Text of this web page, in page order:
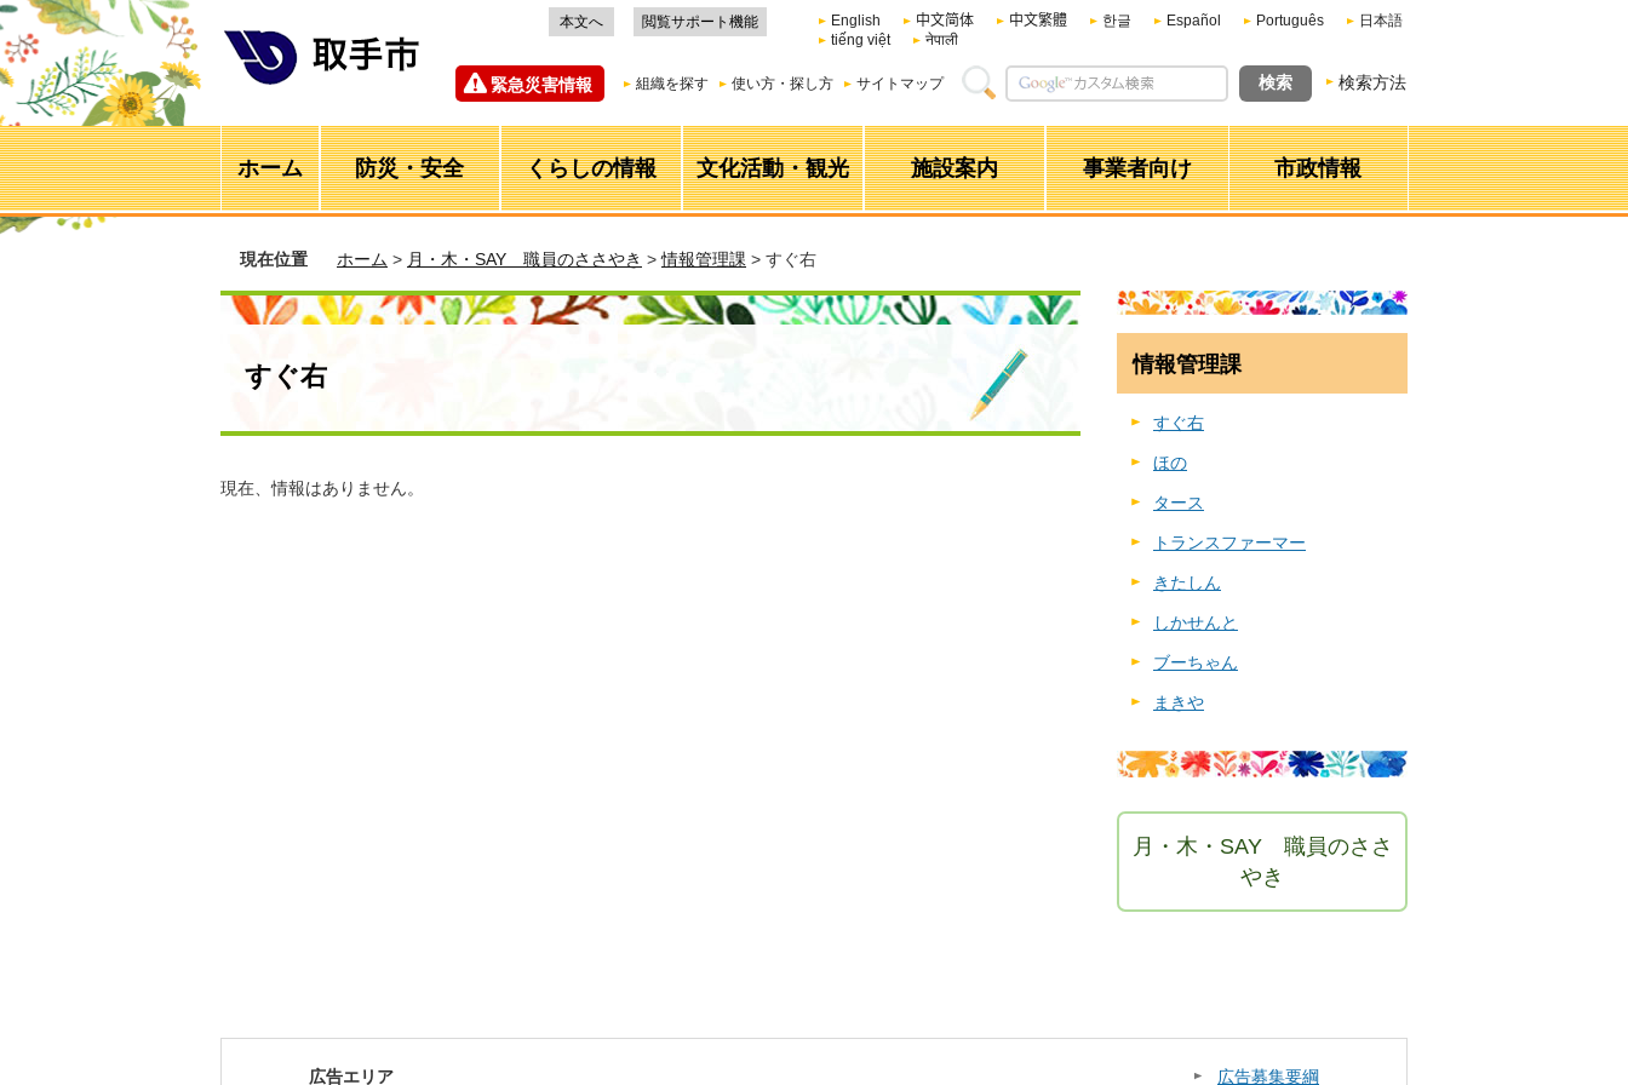
本文へ 閲覧サポート機能 English 中文简体 中文繁體 한글 Español Português
日本語
tiếng việt
नेपाली
緊急災害情報 組織を探す 使い方・探し方 サイトマップ 検索方法
ホーム 防災・安全 くらしの情報 文化活動・観光 施設案内 事業者向け 市政情報
現在位置 ホーム > 月・木・SAY 職員のささやき >情報管理課 > すぐ右
すぐ右
現在、情報はありません。
情報管理課
すぐ右
ほの
タース
トランスファーマー
きたしん
しかせんと
ブーちゃん
まきや
月・木・SAY 職員のささ
やき
広告エリア 広告募集要綱